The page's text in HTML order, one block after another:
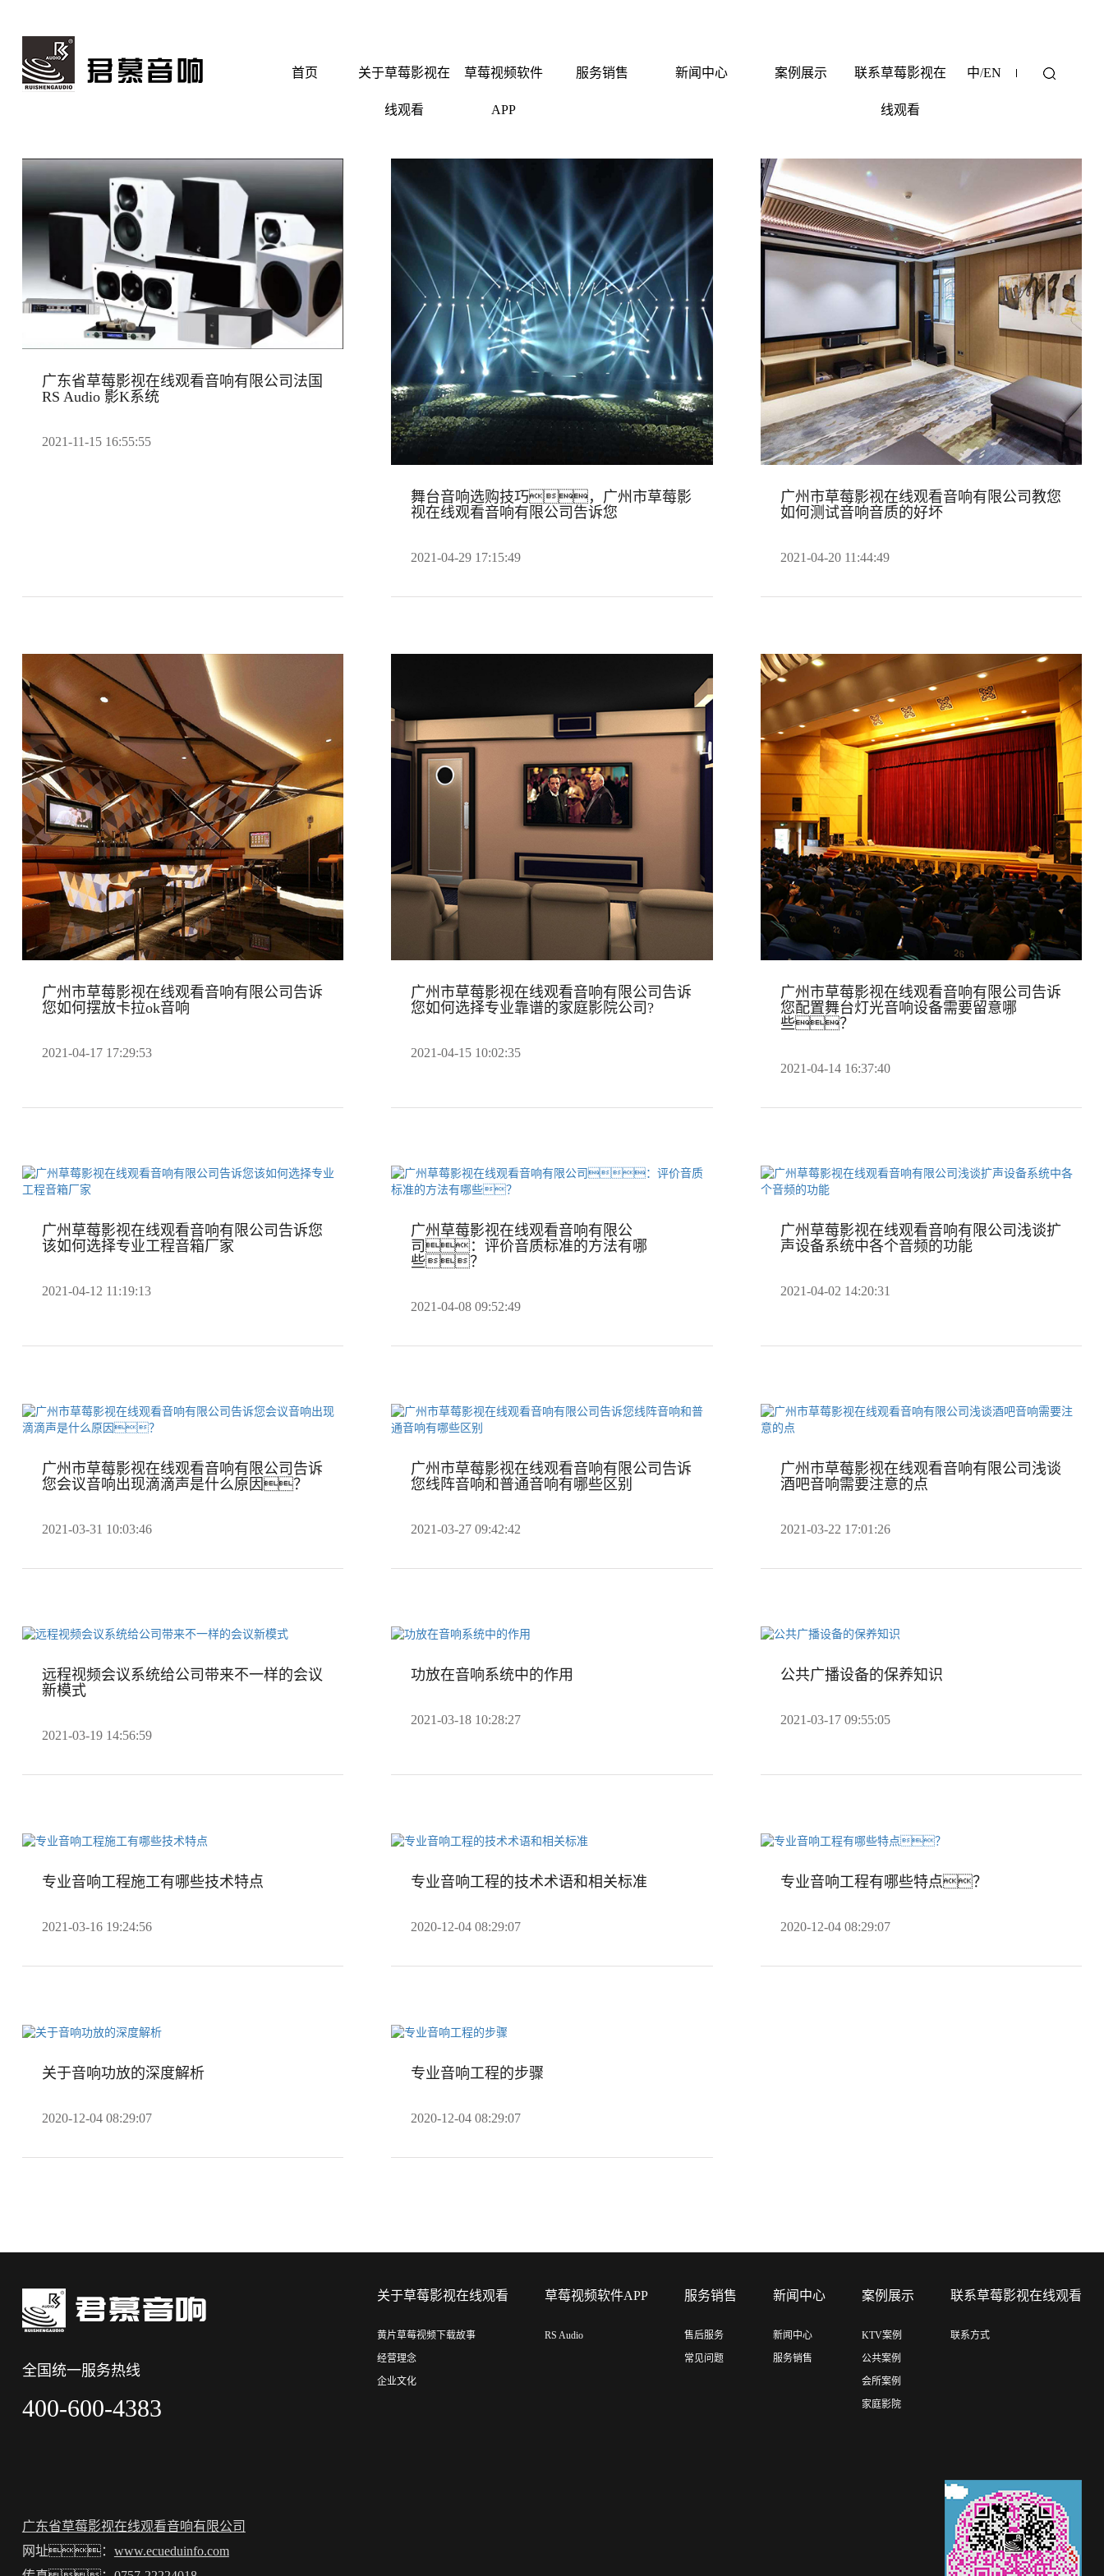
中/EN
首页 关于草莓影视在
线观看
草莓视频软件
APP
服务销售 新闻中心 案例展示 联系草莓影视在
线观看
公司新闻 行业资讯 当前位置 ：新闻中心 行业资讯
广东省草莓影视在线观看音响有限公司法国
RS Audio 影K系统
2021-11-15 16:55:55
舞台音响选购技巧，广州市草莓影
视在线观看音响有限公司告诉您
2021-04-29 17:15:49
广州市草莓影视在线观看音响有限公司教您
如何测试音响音质的好坏
2021-04-20 11:44:49
广州市草莓影视在线观看音响有限公司告诉
您如何摆放卡拉ok音响
2021-04-17 17:29:53
广州市草莓影视在线观看音响有限公司告诉
您如何选择专业靠谱的家庭影院公司?
2021-04-15 10:02:35
广州市草莓影视在线观看音响有限公司告诉
您配置舞台灯光音响设备需要留意哪
些？
2021-04-14 16:37:40
广州草莓影视在线观看音响有限公司告诉您
该如何选择专业工程音箱厂家
2021-04-12 11:19:13
广州草莓影视在线观看音响有限公
司：评价音质标准的方法有哪
些？
2021-04-08 09:52:49
广州草莓影视在线观看音响有限公司浅谈扩
声设备系统中各个音频的功能
2021-04-02 14:20:31
广州市草莓影视在线观看音响有限公司告诉
您会议音响出现滴滴声是什么原因？
2021-03-31 10:03:46
广州市草莓影视在线观看音响有限公司告诉
您线阵音响和普通音响有哪些区别
2021-03-27 09:42:42
广州市草莓影视在线观看音响有限公司浅谈
酒吧音响需要注意的点
2021-03-22 17:01:26
远程视频会议系统给公司带来不一样的会议
新模式
2021-03-19 14:56:59
功放在音响系统中的作用
2021-03-18 10:28:27
公共广播设备的保养知识
2021-03-17 09:55:05
专业音响工程施工有哪些技术特点
2021-03-16 19:24:56
专业音响工程的技术术语和相关标准
2020-12-04 08:29:07
专业音响工程有哪些特点？
2020-12-04 08:29:07
关于音响功放的深度解析
2020-12-04 08:29:07
专业音响工程的步骤
2020-12-04 08:29:07
全国统一服务热线
400-600-4383
广东省草莓影视在线观看音响有限公司
网址： www.ecueduinfo.com
关于草莓影视在线观看
黄片草莓视频下载故事
经营理念
企业文化
草莓视频软件APP
RS Audio
服务销售
售后服务
常见问题
新闻中心
新闻中心
服务销售
案例展示
KTV案例
公共案例
会所案例
家庭影院
联系草莓影视在线观看
联系方式